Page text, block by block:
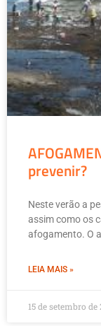
prevenir?
Neste verão a
assim como os
afogamento. O
LEIA MAIS »
15 de setembro de